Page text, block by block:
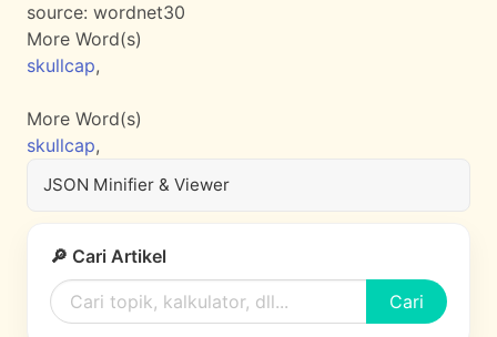
source: wordnet30
More Word(s)
skullcap,
More Word(s)
skullcap,
JSON Minifier & Viewer
🔎 Cari Artikel
Cari